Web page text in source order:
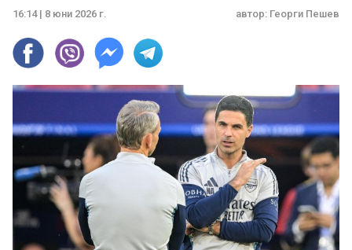
16:14 | 8 юни 2026 г. автор: Георги Пешев